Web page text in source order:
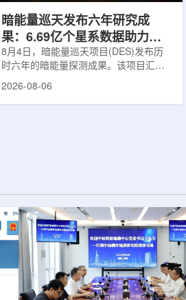
暗能量巡天发布六年研究成
果：6.69亿个星系数据助力约
束宇宙加速膨胀
8月4日，暗能量巡天项目(DES)发布历
时六年的暗能量探测成果。该项目汇总
形成18篇相关论文，基于2013年至2019
加速...
2026-08-06